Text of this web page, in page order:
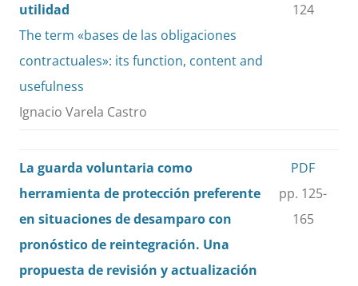
utilidad
The term «bases de las obligaciones
contractuales»: its function, content and
usefulness
Ignacio Varela Castro
124
La guarda voluntaria como
herramienta de protección preferente
en situaciones de desamparo con
pronóstico de reintegración. Una
propuesta de revisión y actualización
PDF
pp. 125-
165